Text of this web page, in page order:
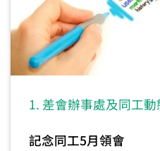
1. 差會辦事處及同工動
記念同工5月領會